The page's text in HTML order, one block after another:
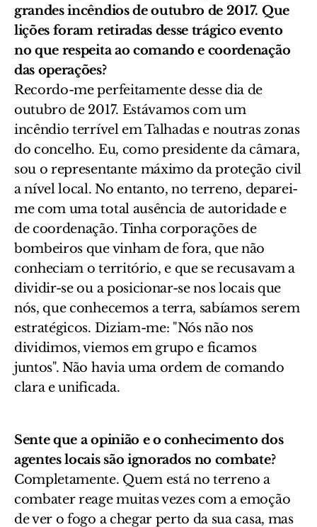
grandes incêndios de outubro de 2017. Que
lições foram retiradas desse trágico evento
no que respeita ao comando e coordenação
das operações?
Recordo-me perfeitamente desse dia de
outubro de 2017. Estávamos com um
incêndio terrível em Talhadas e noutras zonas
do concelho. Eu, como presidente da câmara,
sou o representante máximo da proteção civil
a nível local. No entanto, no terreno, deparei-
me com uma total ausência de autoridade e
de coordenação. Tinha corporações de
bombeiros que vinham de fora, que não
conheciam o território, e que se recusavam a
dividir-se ou a posicionar-se nos locais que
nós, que conhecemos a terra, sabíamos serem
estratégicos. Diziam-me: "Nós não nos
dividimos, viemos em grupo e ficamos
juntos". Não havia uma ordem de comando
clara e unificada.
Sente que a opinião e o conhecimento dos
agentes locais são ignorados no combate?
Completamente. Quem está no terreno a
combater reage muitas vezes com a emoção
de ver o fogo a chegar perto da sua casa, mas